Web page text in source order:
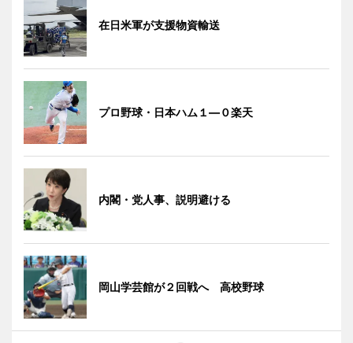
在日米軍が支援物資輸送
プロ野球・日本ハム１―０楽天
内閣・党人事、説明避ける
岡山学芸館が２回戦へ 高校野球